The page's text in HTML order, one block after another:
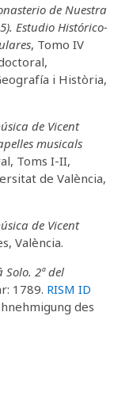
de Nuestra
Estudio Histórico-
, Tomo IV
i Història,
de Vicent
musicals
Toms I-II,
de València,
de Vicent
València.
2ª del
1789. RISM ID
des